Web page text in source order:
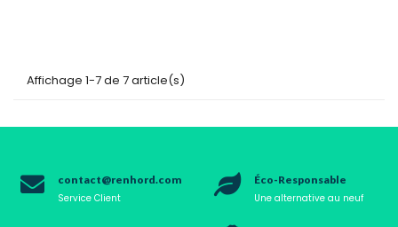
Affichage 1-7 de 7 article(s)
contact@renhord.com
Service Client
Éco-Responsable
Une alternative au neuf